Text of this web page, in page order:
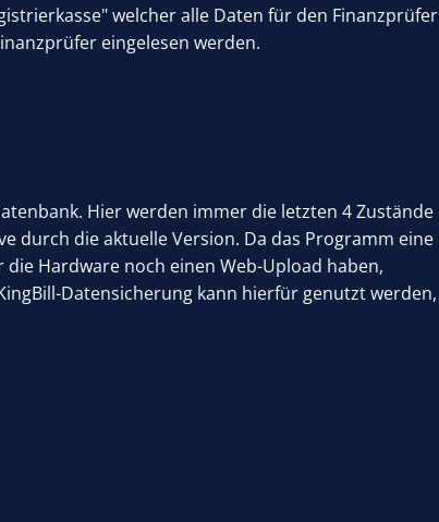
welcher alle Daten für den Finanzprüfer
eingelesen werden.
Hier werden immer die letzten 4 Zustände
durch die aktuelle Version. Da das Programm eine
Hardware noch einen Web-Upload haben,
Datensicherung kann hierfür genutzt werden,